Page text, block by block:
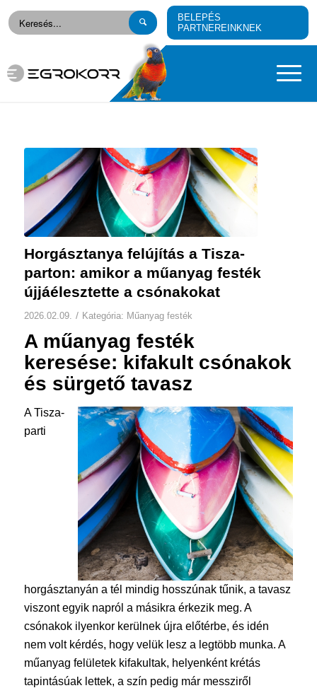
BELEPÉS
PARTNEREINKNEK
Horgásztanya felújítás a Tisza-
parton: amikor a műanyag festék
újjáélesztette a csónakokat
2026.02.09. / Kategória: Műanyag festék
A műanyag festék
keresése: kifakult csónakok
és sürgető tavasz
A Tisza-
parti
horgásztanyán a tél mindig hosszúnak tűnik, a tavasz
viszont egyik napról a másikra érkezik meg. A
csónakok ilyenkor kerülnek újra előtérbe, és idén
nem volt kérdés, hogy velük lesz a legtöbb munka. A
műanyag felületek kifakultak, helyenként krétás
tapintásúak lettek, a szín pedig már messziről